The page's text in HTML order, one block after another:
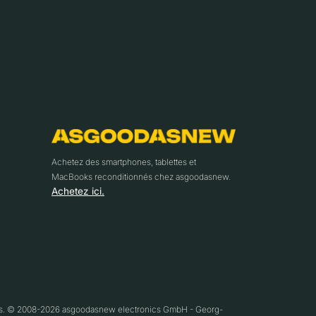
Achetez des smartphones, tablettes et
MacBooks reconditionnés chez asgoodasnew.
Achetez ici.
© 2008-2026 asgoodasnew electronics GmbH - Georg-